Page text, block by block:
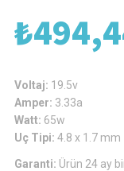
₺
Voltaj: 19.5v
Amper: 3.33a
Watt: 65w
Uç Tipi: 4.8 x 1.7 mm
Garanti: Ürün 24 ay